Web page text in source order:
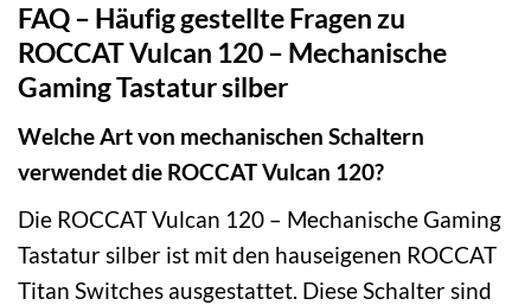
FAQ – Häufig gestellte Fragen zu
ROCCAT Vulcan 120 – Mechanische
Gaming Tastatur silber
Welche Art von mechanischen Schaltern
verwendet die ROCCAT Vulcan 120?
Die ROCCAT Vulcan 120 – Mechanische Gaming
Tastatur silber ist mit den hauseigenen ROCCAT
Titan Switches ausgestattet. Diese Schalter sind